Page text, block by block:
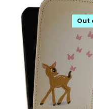
Out